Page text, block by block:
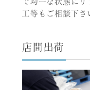
工等もご相談下さ
店間出荷